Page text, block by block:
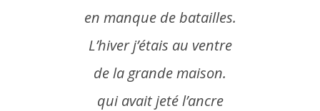
en manque de batailles.
L’hiver j’étais au ventre
de la grande maison.
qui avait jeté l’ancre